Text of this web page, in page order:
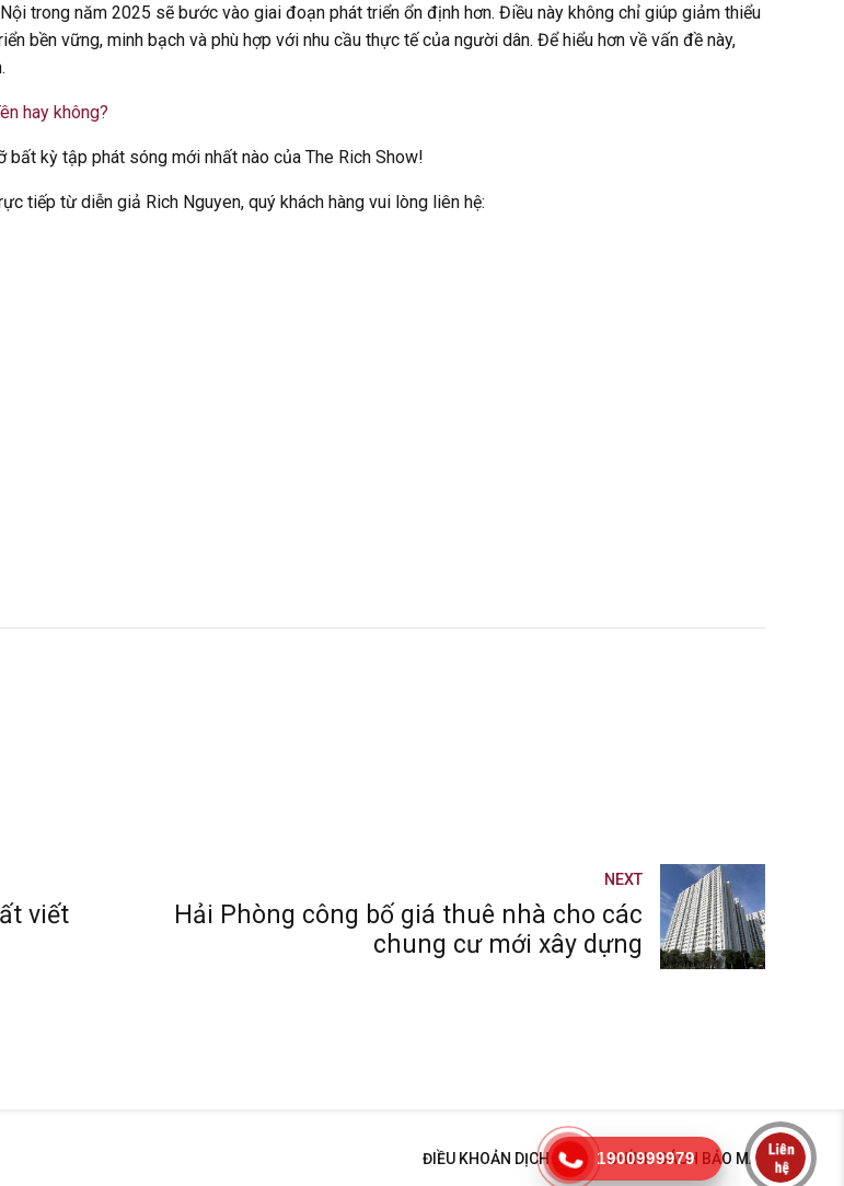
trong năm 2025 sẽ bước vào giai đoạn phát triển ổn định hơn. Điều này không chỉ giúp giảm thiểu
bền vững, minh bạch và phù hợp với nhu cầu thực tế của người dân. Để hiểu hơn về vấn đề này,
hay không?
bất kỳ tập phát sóng mới nhất nào của The Rich Show!
tiếp từ diễn giả Rich Nguyen, quý khách hàng vui lòng liên hệ:
viết
NEXT
Hải Phòng công bố giá thuê nhà cho các
chung cư mới xây dựng
ĐIỀU KHOẢN DỊCH VỤ CHÍNH SÁCH BẢO MẬT
1900999979